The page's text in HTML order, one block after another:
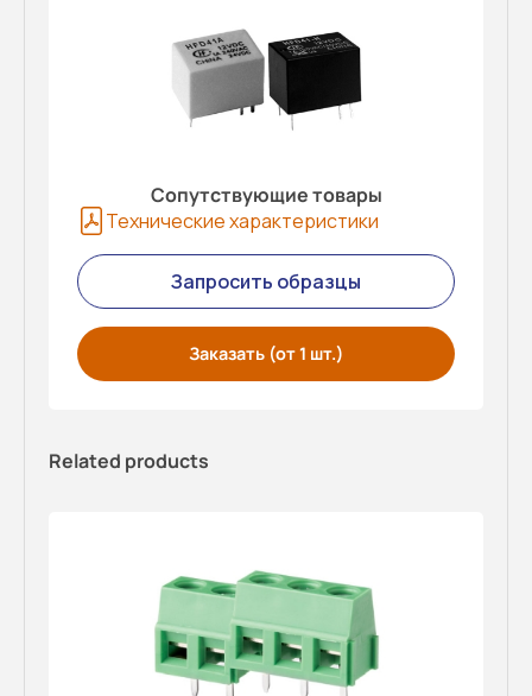
Сопутствующие товары
Технические характеристики
Запросить образцы
Заказать (от 1 шт.)
Related products